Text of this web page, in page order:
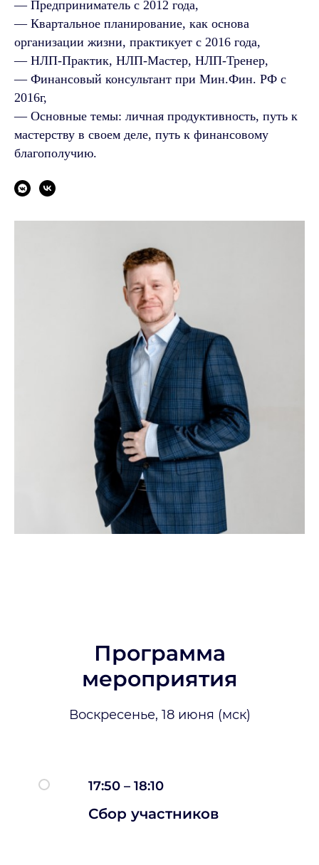
— Предприниматель с 2012 года,
— Квартальное планирование, как основа
организации жизни, практикует с 2016 года,
— НЛП-Практик, НЛП-Мастер, НЛП-Тренер,
— Финансовый консультант при Мин.Фин. РФ с
2016г,
— Основные темы: личная продуктивность, путь к
мастерству в своем деле, путь к финансовому
благополучию.
Программа
мероприятия
Воскресенье, 18 июня (мск)
17:50 – 18:10
Сбор участников